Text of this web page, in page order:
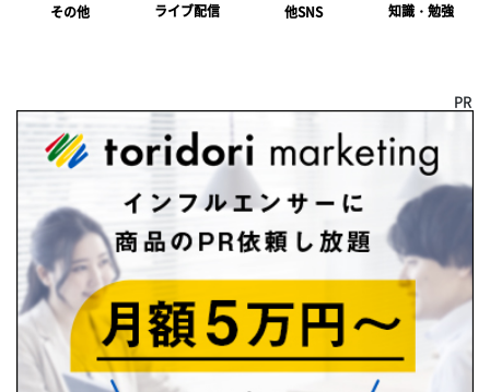
その他 ライブ配信 他SNS 知識・勉強
PR